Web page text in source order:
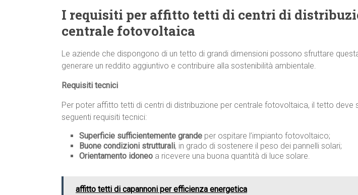
I requisiti per affitto tetti di centri di
centrale fotovoltaica
Le aziende che dispongono di un tetto di grandi dimensioni possono sfruttare
generare un reddito aggiuntivo e contribuire alla sostenibilità ambientale.
Requisiti tecnici
Per poter affitto tetti di centri di distribuzione per centrale fotovoltaica, il tetto deve
seguenti requisiti tecnici:
Superficie sufficientemente grande per ospitare l’impianto fotovoltaico;
Buone condizioni strutturali, in grado di sostenere il peso dei pannelli solari;
Orientamento idoneo a ricevere una buona quantità di luce solare.
affitto tetti di capannoni per efficienza energetica